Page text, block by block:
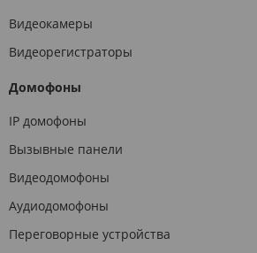
Видеокамеры
Видеорегистраторы
Домофоны
IP домофоны
Вызывные панели
Видеодомофоны
Аудиодомофоны
Переговорные устройства